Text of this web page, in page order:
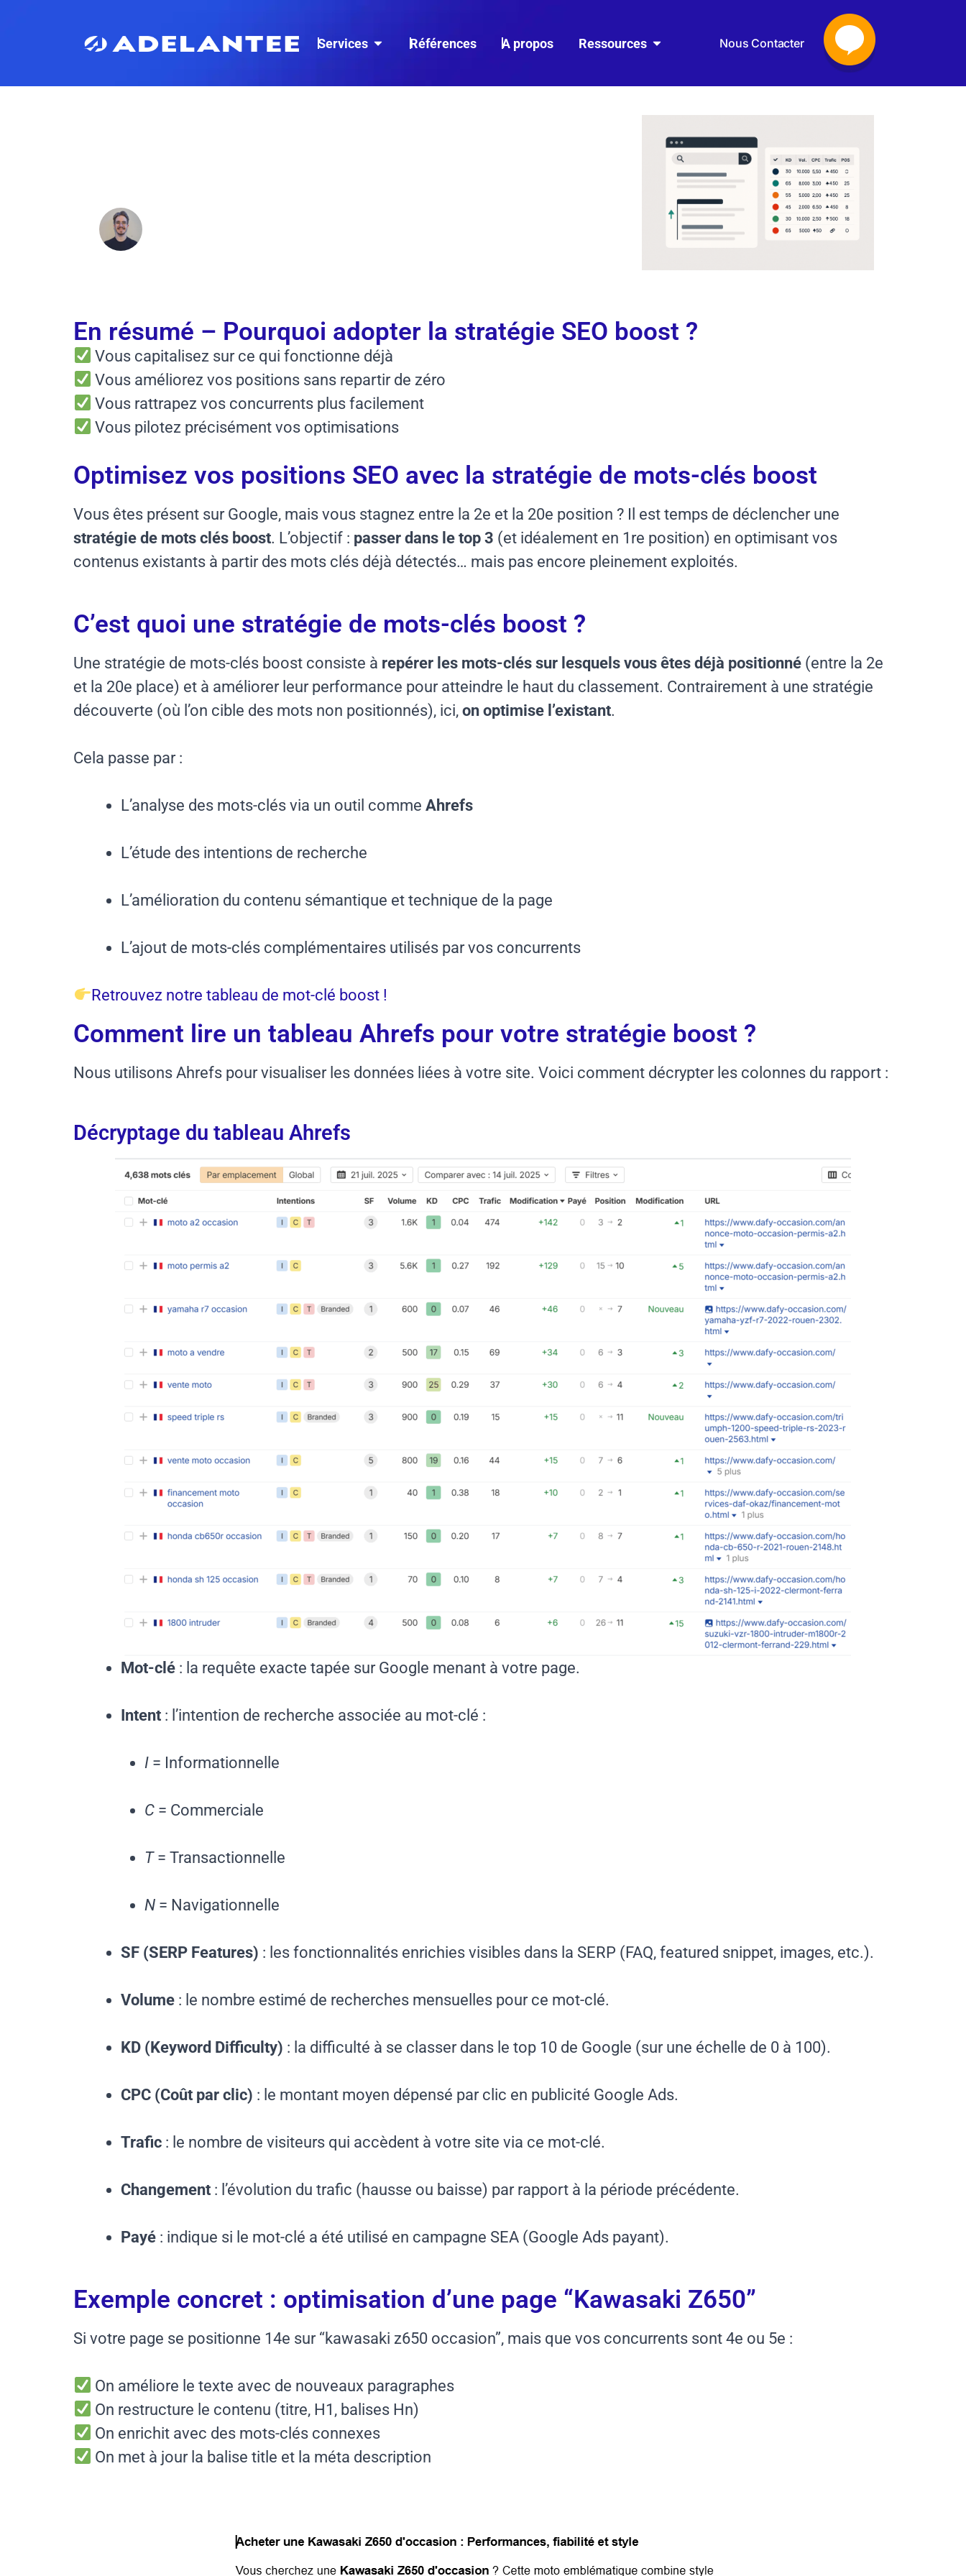
Services Références A propos Ressources Nous Contacter
En résumé – Pourquoi adopter la stratégie SEO boost ?
Vous capitalisez sur ce qui fonctionne déjà
Vous améliorez vos positions sans repartir de zéro
Vous rattrapez vos concurrents plus facilement
Vous pilotez précisément vos optimisations
Optimisez vos positions SEO avec la stratégie de mots-clés boost
Vous êtes présent sur Google, mais vous stagnez entre la 2e et la 20e position ? Il est temps de déclencher une
stratégie de mots clés boost. L’objectif : passer dans le top 3 (et idéalement en 1re position) en optimisant vos
contenus existants à partir des mots clés déjà détectés… mais pas encore pleinement exploités.
C’est quoi une stratégie de mots-clés boost ?
Une stratégie de mots-clés boost consiste à repérer les mots-clés sur lesquels vous êtes déjà positionné (entre la 2e
et la 20e place) et à améliorer leur performance pour atteindre le haut du classement. Contrairement à une stratégie
découverte (où l’on cible des mots non positionnés), ici, on optimise l’existant.
Cela passe par :
L’analyse des mots-clés via un outil comme Ahrefs
L’étude des intentions de recherche
L’amélioration du contenu sémantique et technique de la page
L’ajout de mots-clés complémentaires utilisés par vos concurrents
Retrouvez notre tableau de mot-clé boost !
Comment lire un tableau Ahrefs pour votre stratégie boost ?
Nous utilisons Ahrefs pour visualiser les données liées à votre site. Voici comment décrypter les colonnes du rapport :
Décryptage du tableau Ahrefs
Mot-clé : la requête exacte tapée sur Google menant à votre page.
Intent : l’intention de recherche associée au mot-clé :
I = Informationnelle
C = Commerciale
T= Transactionnelle
N = Navigationnelle
SF (SERP Features) : les fonctionnalités enrichies visibles dans la SERP (FAQ, featured snippet, images, etc.).
Volume : le nombre estimé de recherches mensuelles pour ce mot-clé.
KD (Keyword Difficulty) : la difficulté à se classer dans le top 10 de Google (sur une échelle de 0 à 100).
CPC (Coût par clic) : le montant moyen dépensé par clic en publicité Google Ads.
Trafic : le nombre de visiteurs qui accèdent à votre site via ce mot-clé.
Changement : l’évolution du trafic (hausse ou baisse) par rapport à la période précédente.
Payé : indique si le mot-clé a été utilisé en campagne SEA (Google Ads payant).
Exemple concret : optimisation d’une page “Kawasaki Z650”
Si votre page se positionne 14e sur “kawasaki z650 occasion”, mais que vos concurrents sont 4e ou 5e :
On améliore le texte avec de nouveaux paragraphes
On restructure le contenu (titre, H1, balises Hn)
On enrichit avec des mots-clés connexes
On met à jour la balise title et la méta description